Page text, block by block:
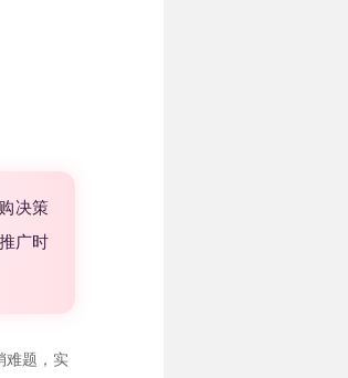
决策
广时
难题，实